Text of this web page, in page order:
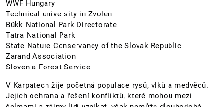
WWF Hungary
Technical university in Zvolen
Bükk National Park Directorate
Tatra National Park
State Nature Conservancy of the Slovak Republic
Zarand Association
Slovenia Forest Service
V Karpatech žije početná populace rysů, vlků a medvědů.
Jejich ochrana a řešení konfliktů, které mohou mezi